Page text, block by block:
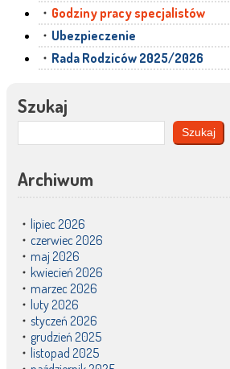
Godziny pracy specjalistów
Ubezpieczenie
Rada Rodziców 2025/2026
Szukaj
Szukaj
Archiwum
lipiec 2026
czerwiec 2026
maj 2026
kwiecień 2026
marzec 2026
luty 2026
styczeń 2026
grudzień 2025
listopad 2025